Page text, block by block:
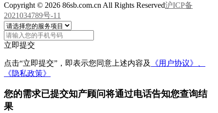
Copyright © 2026 86sb.com.cn All Rights Reserved沪ICP备
2021034789号-11
立即提交
点击“立即提交”，即表示您同意上述内容及
《用户协议》、
《隐私政策》
您的需求已提交知产顾问将通过电话告知您查询结
果